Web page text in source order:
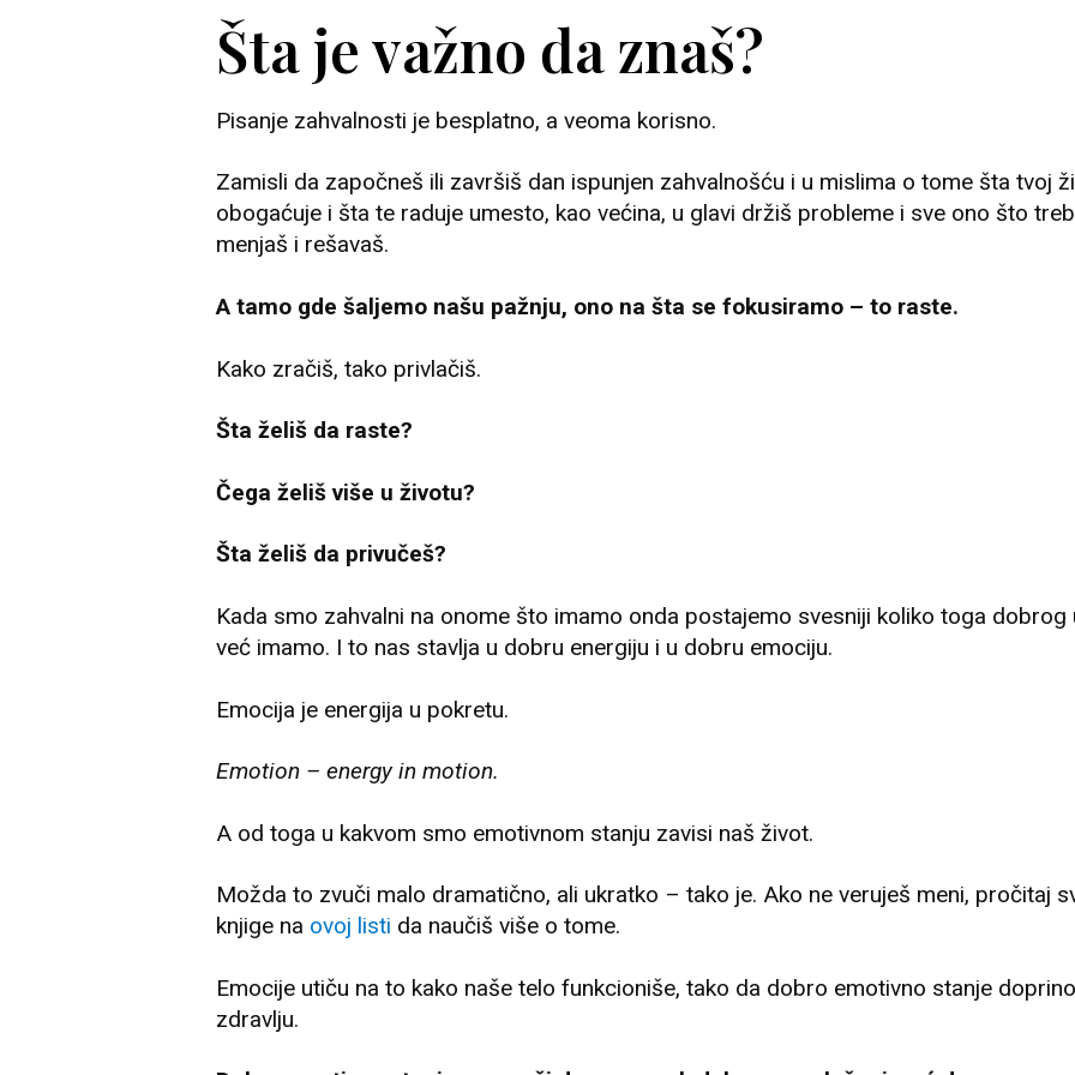
Šta je važno da znaš?
Pisanje zahvalnosti je besplatno, a veoma korisno.
Zamisli da započneš ili završiš dan ispunjen zahvalnošću i u mislima o tome šta tvoj
obogaćuje i šta te raduje umesto, kao većina, u glavi držiš probleme i sve ono što
menjaš i rešavaš.
A tamo gde šaljemo našu pažnju, ono na šta se fokusiramo – to raste.
Kako zračiš, tako privlačiš.
Šta želiš da raste?
Čega želiš više u životu?
Šta želiš da privučeš?
Kada smo zahvalni na onome što imamo onda postajemo svesniji koliko toga dobrog
već imamo. I to nas stavlja u dobru energiju i u dobru emociju.
Emocija je energija u pokretu.
Emotion – energy in motion.
A od toga u kakvom smo emotivnom stanju zavisi naš život.
Možda to zvuči malo dramatično, ali ukratko – tako je. Ako ne veruješ meni, pročitaj
knjige na ovoj listi da naučiš više o tome.
Emocije utiču na to kako naše telo funkcioniše, tako da dobro emotivno stanje
zdravlju.